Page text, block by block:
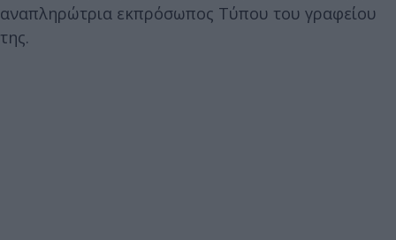
αναπληρώτρια εκπρόσωπος Τύπου του γραφείου
της.